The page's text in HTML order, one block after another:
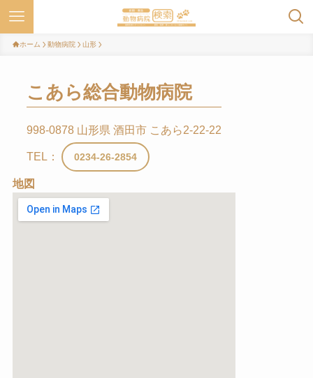
ホーム 動物病院 山形
こあら総合動物病院
998-0878 山形県 酒田市 こあら2-22-22
TEL： 0234-26-2854
地図